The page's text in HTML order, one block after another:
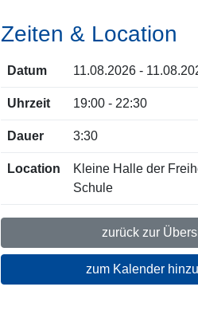
Zeiten & Location
Datum 11.08.2026 -
Uhrzeit 19:00 - 22:30
Dauer 3:30
Location
Kleine Halle der
Schule
zurück zur
zum Kalender